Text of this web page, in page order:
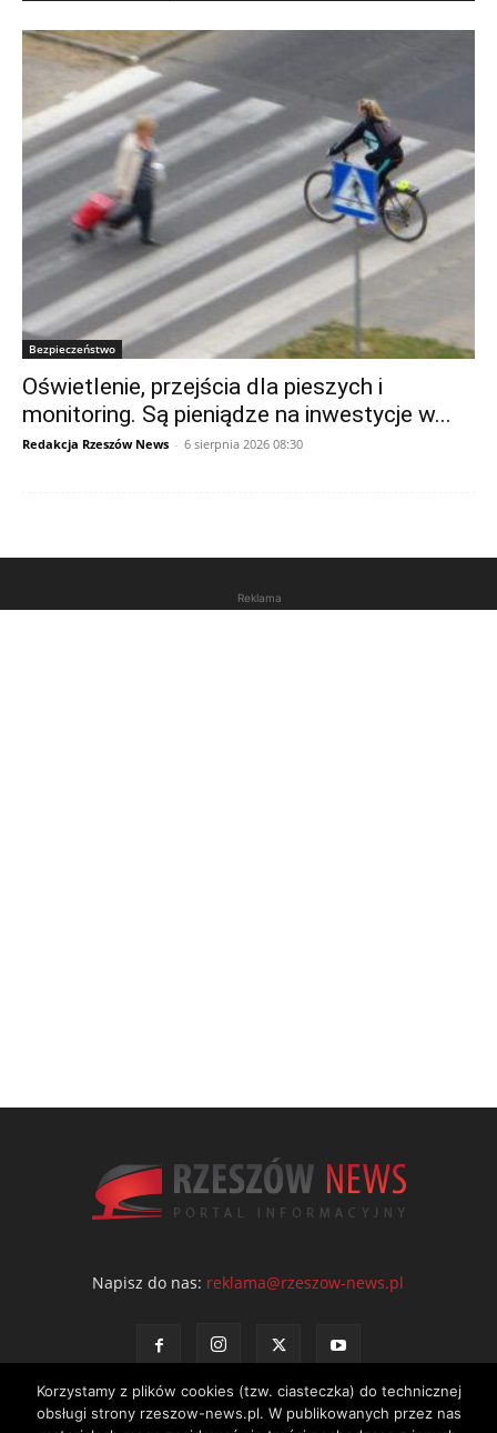
Bezpieczeństwo
Oświetlenie, przejścia dla pieszych i
monitoring. Są pieniądze na inwestycje w...
Redakcja Rzeszów News - 6 sierpnia 2026 08:30
Reklama
Napisz do nas: reklama@rzeszow-news.pl
Korzystamy z plików cookies (tzw. ciasteczka) do technicznej
obsługi strony rzeszow-news.pl. W publikowanych przez nas